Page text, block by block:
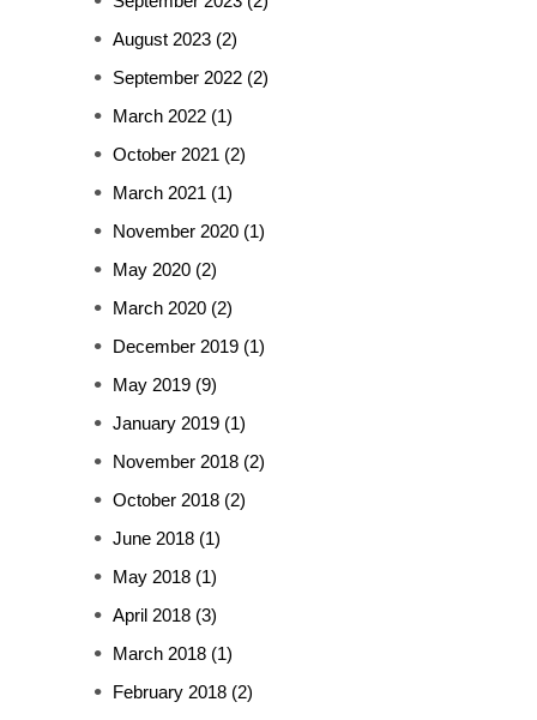
August 2023 (2)
September 2022 (2)
March 2022 (1)
October 2021 (2)
March 2021 (1)
November 2020 (1)
May 2020 (2)
March 2020 (2)
December 2019 (1)
May 2019 (9)
January 2019 (1)
November 2018 (2)
October 2018 (2)
June 2018 (1)
May 2018 (1)
April 2018 (3)
March 2018 (1)
February 2018 (2)